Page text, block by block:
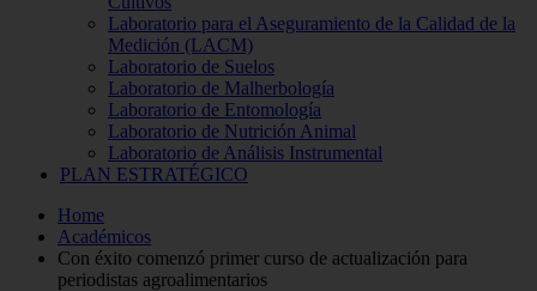
Laboratorio para el Aseguramiento de la Calidad de la
Medición (LACM)
Laboratorio de Suelos
Laboratorio de Malherbología
Laboratorio de Entomología
Laboratorio de Nutrición Animal
Laboratorio de Análisis Instrumental
PLAN ESTRATÉGICO
Home
Académicos
Con éxito comenzó primer curso de actualización para
periodistas agroalimentarios